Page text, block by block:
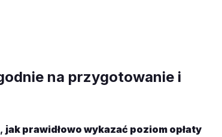
na przygotowanie i
jak prawidłowo wykazać poziom opłaty